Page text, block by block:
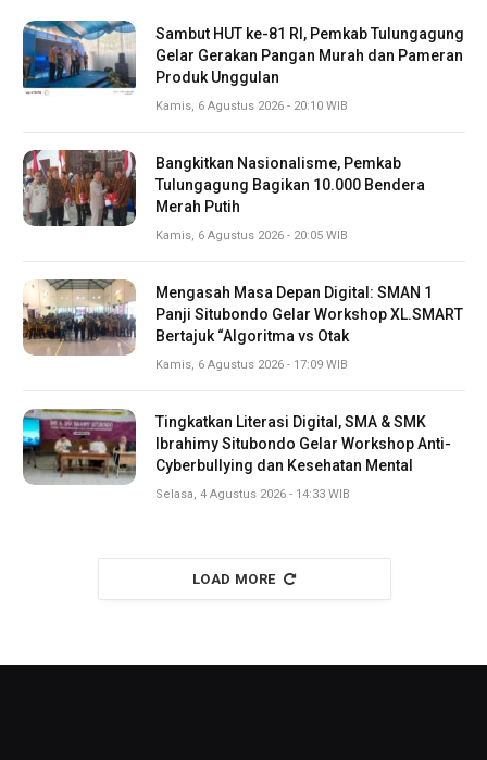
Sambut HUT ke-81 RI, Pemkab Tulungagung
Gelar Gerakan Pangan Murah dan Pameran
Produk Unggulan
Kamis, 6 Agustus 2026 - 20:10 WIB
Bangkitkan Nasionalisme, Pemkab
Tulungagung Bagikan 10.000 Bendera
Merah Putih
Kamis, 6 Agustus 2026 - 20:05 WIB
Mengasah Masa Depan Digital: SMAN 1
Panji Situbondo Gelar Workshop XL.SMART
Bertajuk “Algoritma vs Otak
Kamis, 6 Agustus 2026 - 17:09 WIB
Tingkatkan Literasi Digital, SMA & SMK
Ibrahimy Situbondo Gelar Workshop Anti-
Cyberbullying dan Kesehatan Mental
Selasa, 4 Agustus 2026 - 14:33 WIB
LOAD MORE